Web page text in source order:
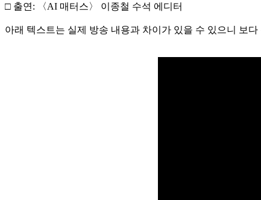
□ 출연: 〈AI 매터스〉 이종철 수석 에디터
아래 텍스트는 실제 방송 내용과 차이가 있을 수 있으니 보